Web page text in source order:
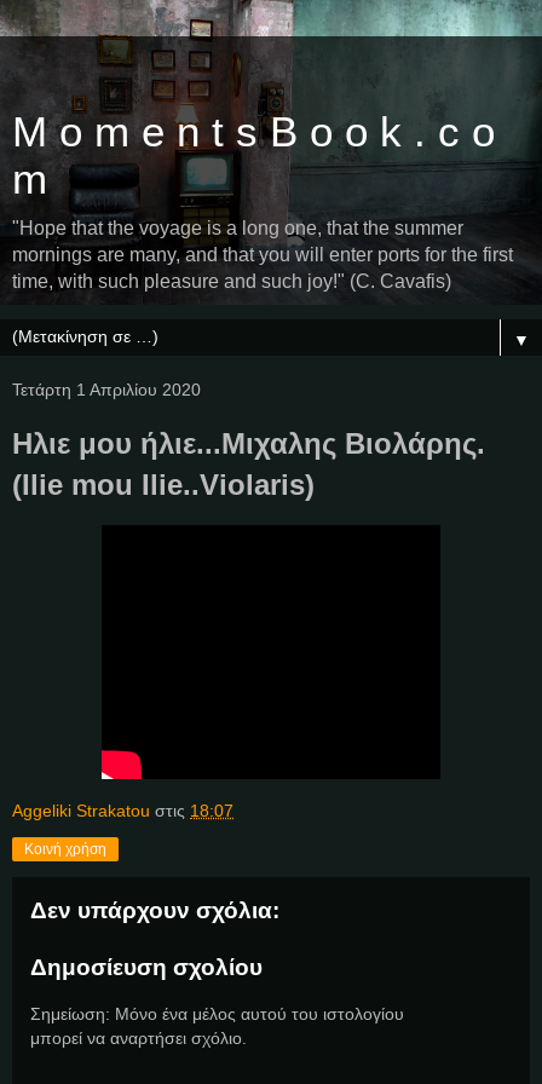
M o m e n t s B o o k . c o
m
"Hope that the voyage is a long one, that the summer
mornings are many, and that you will enter ports for the first
time, with such pleasure and such joy!" (C. Cavafis)
▼
Τετάρτη 1 Απριλίου 2020
Ηλιε μου ήλιε...Μιχαλης Βιολάρης.
(Ilie mou Ilie..Violaris)
Aggeliki Strakatou στις 18:07
Κοινή χρήση
Δεν υπάρχουν σχόλια:
Δημοσίευση σχολίου
Σημείωση: Μόνο ένα μέλος αυτού του ιστολογίου
μπορεί να αναρτήσει σχόλιο.